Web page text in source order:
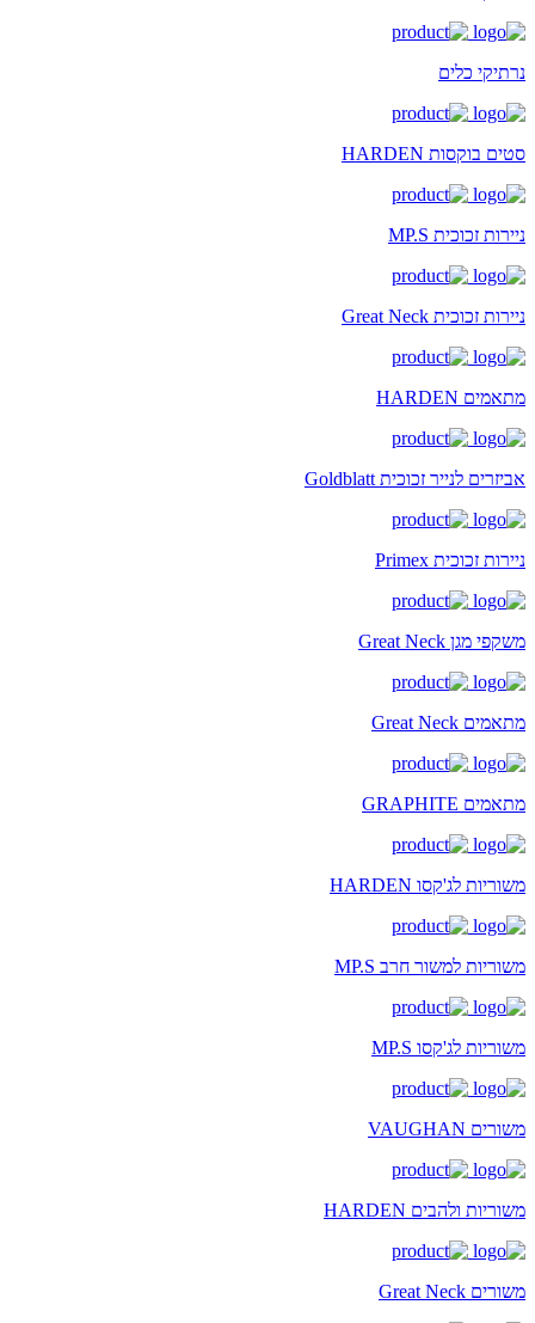
נרתיקי כלים
סטים בוקסות HARDEN
ניירות זכוכית MP.S
ניירות זכוכית Great Neck
מתאמים HARDEN
אביזרים לנייר זכוכית Goldblatt
ניירות זכוכית Primex
משקפי מגן Great Neck
מתאמים Great Neck
מתאמים GRAPHITE
משוריות לג'קסו HARDEN
משוריות למשור חרב MP.S
משוריות לג'קסו MP.S
משורים VAUGHAN
משוריות ולהבים HARDEN
משורים Great Neck